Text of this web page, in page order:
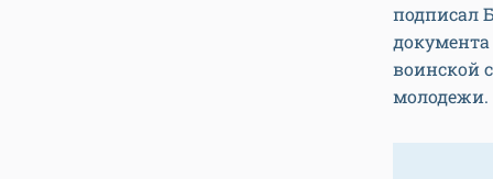
подписал
воинской
молодежи.